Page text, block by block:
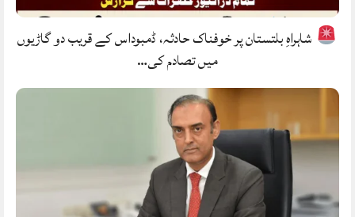
شاہراہِ بلتستان پر خوفناک حادثہ، ڈمبوداس کے قریب دو گاڑیوں
میں تصادم کی…